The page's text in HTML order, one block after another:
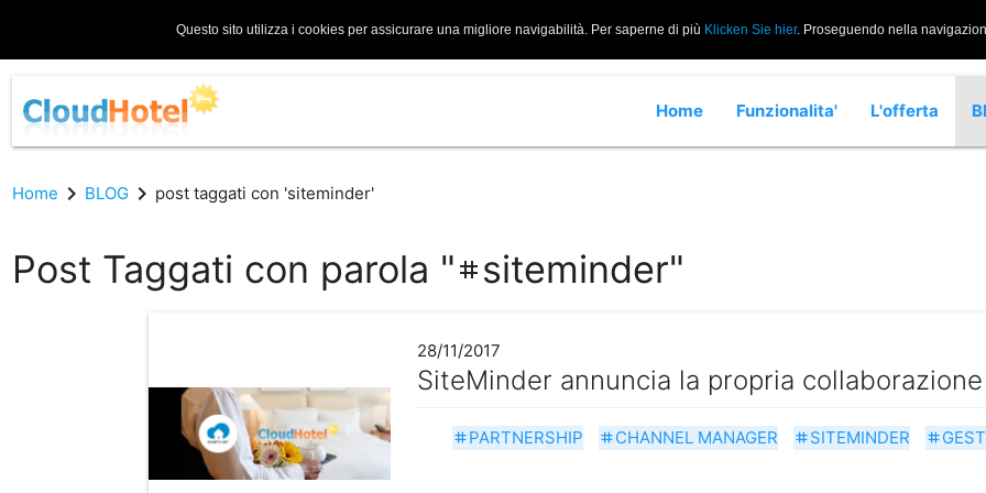
Questo sito utilizza i cookies per assicurare una migliore navigabilità. Per saperne di più Klicken Sie hier. Proseguendo nella
Home Funzionalita' L'offerta
Home chevron_right BLOG chevron_right post taggati con 'siteminder'
Post Taggati con parola " tag siteminder"
28/11/2017
SiteMinder annuncia la propria
tag
tag SITEMINDER
tag CHANNEL MANAGER
tag PARTNERSHIP